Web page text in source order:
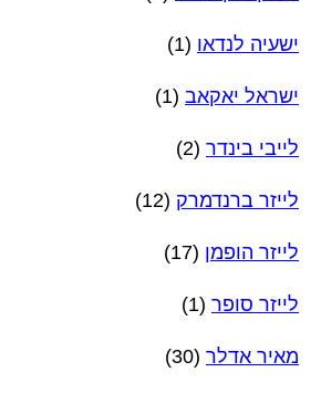
ישעיה לנדאו (1)
ישראל יאקאב (1)
לייבי בינדר (2)
לייזר ברנדמרק (12)
לייזר הופמן (17)
לייזר סופר (1)
מאיר אדלר (30)